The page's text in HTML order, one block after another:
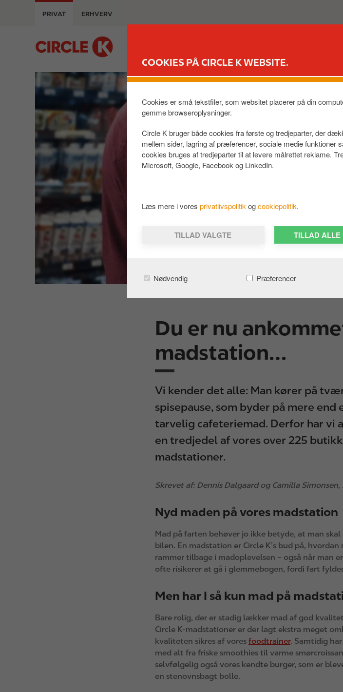
COOKIES PÅ CIRCLE K WEBSITE.
Cookies er små tekstfiler, som websitet placerer på din
gemme browseroplysninger.
Circle K bruger både cookies fra første og tredjeparter, der
mellem sider, lagring af præferencer, sociale medie funktioner
cookies bruges af tredjeparter til at levere målrettet reklame.
Microsoft, Google, Facebook og LinkedIn.
Læs mere i voresprivatlivspolitikogcookiepolitik.
TILLAD VALGTE TILLAD ALLE
Nødvendig Præferencer
PRIVAT ERHVERV
n
e
Du er nu
madstation…
Vi kender det alle: Man kører på
spisepause, som byder på mere
tarvelig cafeteriemad. Derfor har vi
en tredjedel af vores over 225
madstationer.
Skrevet af: Dennis Dalgaard og Camilla
Nyd maden på vores madstation
Mad på farten behøver jo ikke betyde, at man
bilen. En madstation er Circle K’s bud på,
rammer tilbage i madoplevelsen – også når man
ofte risikerer at gå i glemmebogen, fordi fart
Men har I så kun mad på
Bare rolig, der er stadig lækker mad af god
Circle K-madstationer er der lagt ekstra meget
kvaliteten sikres af vores foodtrainer. Samtidig
med alt fra friske smoothies til varme
selvfølgelig også vores kendte burger, som er
en stenovnsbagt bolle.